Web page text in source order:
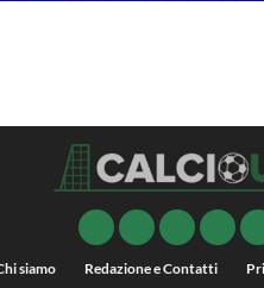
siamo Redazione e Contatti